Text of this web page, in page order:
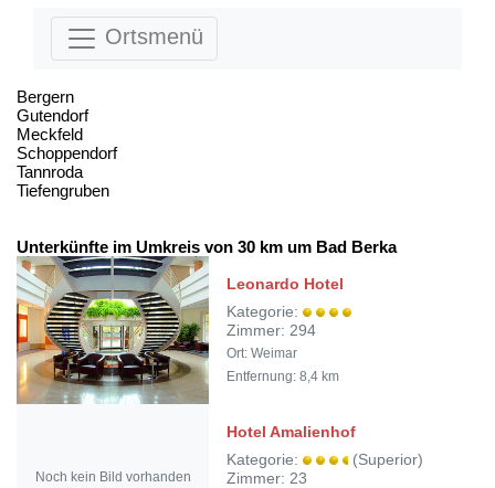
Ortsmenü
Bergern
Gutendorf
Meckfeld
Schoppendorf
Tannroda
Tiefengruben
Unterkünfte im Umkreis von 30 km um Bad Berka
Leonardo Hotel
Kategorie:
Zimmer: 294
Ort: Weimar
Entfernung: 8,4 km
Noch kein Bild vorhanden
Hotel Amalienhof
Kategorie:
(Superior)
Zimmer: 23